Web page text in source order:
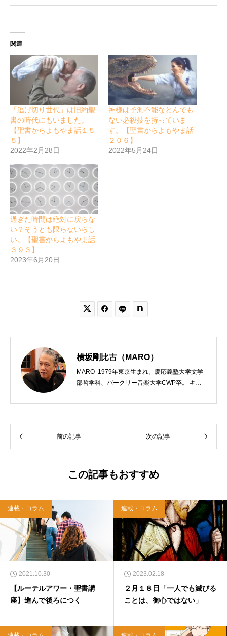
関連
「逃げ切り世代」は旧約聖
書の時代にもいました。
【聖書からよもやま話１５
５】
2022年2月28日
神様は予測不能なとんでも
ない必殺技を持っていま
す。【聖書からよもやま話
２０６】
2022年5月24日
過ぎた時間は絶対に戻らな
い？そうとも限らないらし
い。【聖書からよもやま話
３９３】
2023年6月20日
 
横坂剛比古（MARO）
MARO 1979年東京生まれ。慶応義塾大学文学
部哲学科、バークリー音楽大学CWP卒。 キリ
う宗教法人専門の行政書士。2020年7月よりク
「上馬キリスト教会（@kamiumach）」の運営
を行う「まじめ担当」。 著書に『聖書を読んだ
西洋哲学超入門〜』（日本実業出版）、『人生
イヤモンド社）、『世界一ゆるい聖書入門』、
『世界一ゆるい聖書教室』（「ふざけ担当」LE
ONとの共著、講談社）などがある。新著<a hr
ef="https://amzn.to/376F9aC">『ふっと心がラ
クになる 眠れぬ夜の聖書のことば』（大和書
房）</a>２０２２年３月１５日発売。
前の記事 次の記事
この記事もおすすめ
連載・コラム
2021.10.30
【ルーテルアワー・聖書講
座】進んで後ろにつく
連載・コラム
2023.02.18
２月１８日「一人でも滅びる
ことは、御心ではない」